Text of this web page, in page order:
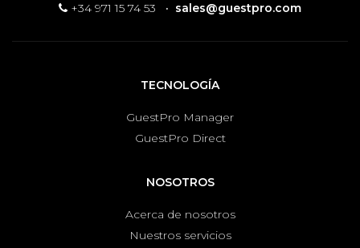
+34 971 15 74 53 · sales@guestpro.com
TECNOLOGÍA
GuestPro Manager
GuestPro Direct
NOSOTROS
Acerca de nosotros
Nuestros servicios